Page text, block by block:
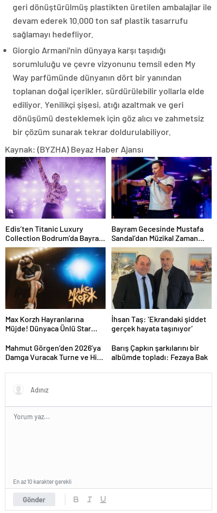
geri dönüştürülmüş plastikten üretilen ambalajlar ile
devam ederek 10.000 ton saf plastik tasarrufu
sağlamayı hedefliyor.
Giorgio Armani’nin dünyaya karşı taşıdığı
sorumluluğu ve çevre vizyonunu temsil eden My
Way parfümünde dünyanın dört bir yanından
toplanan doğal içerikler, sürdürülebilir yollarla elde
ediliyor. Yenilikçi şişesi, atığı azaltmak ve geri
dönüşümü desteklemek için göz alıcı ve zahmetsiz
bir çözüm sunarak tekrar doldurulabiliyor.
Kaynak: (BYZHA) Beyaz Haber Ajansı
Edis’ten Titanic Luxury
Collection Bodrum’da Bayram
Gecesine Damga Vuran
Performans
Bayram Gecesinde Mustafa
Sandal’dan Müzikal Zaman
Yolculuğu
Max Korzh Hayranlarına
Müjde! Dünyaca Ünlü Star
Performansla Hayranlarıyla
Buluşuyor
İhsan Taş: ‘Ekrandaki şiddet
gerçek hayata taşınıyor’
Mahmut Görgen’den 2026’ya
Damga Vuracak Turne ve Hit
Barış Çapkın şarkılarını bir
albümde topladı: Fezaya Bak
Gönder
En az 10 karakter gerekli